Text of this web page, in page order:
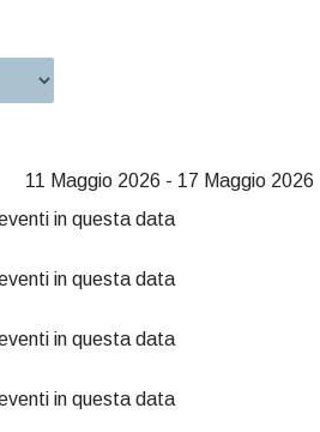
11 Maggio 2026 - 17 Maggio 2026
in questa data
in questa data
in questa data
in questa data